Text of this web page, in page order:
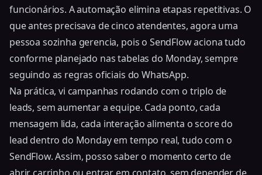
funcionários. A automação elimina etapas repetitivas. O
que antes precisava de cinco atendentes, agora uma
pessoa sozinha gerencia, pois o SendFlow aciona tudo
conforme planejado nas tabelas do Monday, sempre
seguindo as regras oficiais do WhatsApp.
Na prática, vi campanhas rodando com o triplo de
leads, sem aumentar a equipe. Cada ponto, cada
mensagem lida, cada interação alimenta o score do
lead dentro do Monday em tempo real, tudo com o
SendFlow. Assim, posso saber o momento certo de